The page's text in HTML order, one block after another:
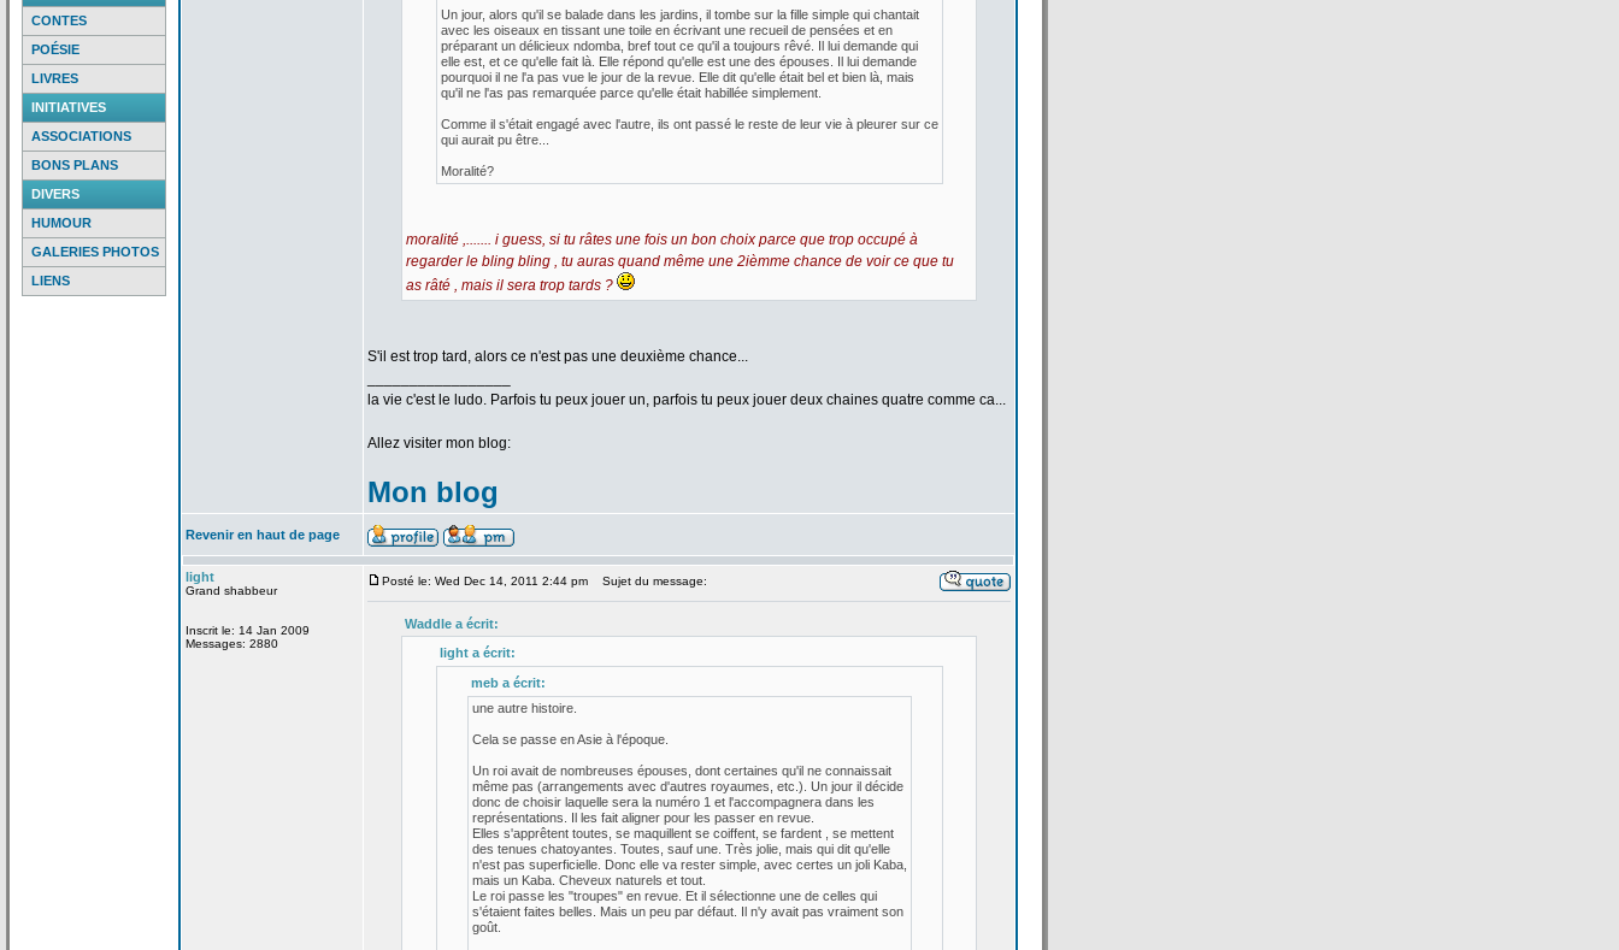
CONTES
POÉSIE
LIVRES
INITIATIVES
ASSOCIATIONS
BONS PLANS
DIVERS
HUMOUR
GALERIES PHOTOS
LIENS
Un jour, alors qu'il se balade dans les jardins, il tombe sur lafille simple qui chantait
avec les oiseaux en tissant une toile en écrivant une recueil depensées et en
préparant un délicieux ndomba, bref tout ce qu'il atoujours rêvé. Il lui demande qui
elle est, et ce qu'elle fait là. Elle répond qu'elle est une des épouses. Il lui demande
pourquoi il ne l'apas vue le jour delarevue. Elle dit qu'elle était bel et bien là, mais
qu'il ne l'as pas remarquée parce qu'elle était habillée simplement.
Comme il s'était engagé avec l'autre, ils ont passé le reste deleur vie à pleurer sur ce
qui aurait pu être...
Moralité?
moralité ,....... i guess, si tu râtes une fois un bon choix parce que trop occupé à
regarder le bling bling , tu auras quand même une 2ièmme chance de voir ce que tu
as râté , mais il sera trop tards ?
S'il est trop tard, alors ce n'est pas une deuxième chance...
la vie c'est le ludo. Parfois tu peux jouer un, parfois tu peux jouer deux chaines quatre comme ca...
Allez visiter mon blog:
Mon blog
Revenir en haut de page
light
Grand shabbeur
Inscrit le: 14 Jan 2009
Messages: 2880
Posté le: Wed Dec 14, 2011 2:44 pm Sujet du message:
Waddle a écrit:
light aécrit:
meb aécrit:
une autre histoire.
Cela se passe en Asie à l'époque.
Un roi avait denombreuses épouses, dont certaines qu'il ne connaissait
même pas (arrangements avec d'autres royaumes, etc.). Un jour il décide
donc dechoisir laquelle sera lanuméro 1 et l'accompagnera dans les
représentations. Il les fait aligner pour les passer en revue.
Elles s'apprêtent toutes, se maquillent se coiffent, se fardent , se mettent
des tenues chatoyantes. Toutes, sauf une. Très jolie, mais qui dit qu'elle
n'est pas superficielle. Donc elle va rester simple, avec certes un joli Kaba,
mais un Kaba. Cheveux naturels et tout.
Le roi passe les "troupes" en revue. Et il sélectionne une decelles qui
s'étaient faites belles. Mais un peu par défaut. Il n'y avait pas vraiment son
goût.